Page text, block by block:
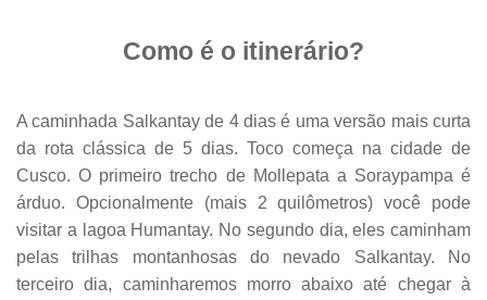
Como é o itinerário?
A caminhada Salkantay de 4 dias é uma versão mais curta
da rota clássica de 5 dias. Toco começa na cidade de
Cusco. O primeiro trecho de Mollepata a Soraypampa é
árduo. Opcionalmente (mais 2 quilômetros) você pode
visitar a lagoa Humantay. No segundo dia, eles caminham
pelas trilhas montanhosas do nevado Salkantay. No
terceiro dia, caminharemos morro abaixo até chegar à